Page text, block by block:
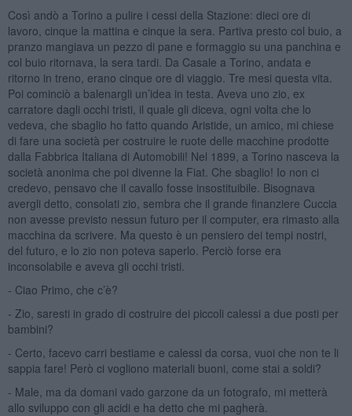
Così andò a Torino a pulire i cessi della Stazione: dieci ore di
lavoro, cinque la mattina e cinque la sera. Partiva presto col buio, a
pranzo mangiava un pezzo di pane e formaggio su una panchina e
col buio ritornava, la sera tardi. Da Casale a Torino, andata e
ritorno in treno, erano cinque ore di viaggio. Tre mesi questa vita.
Poi cominciò a balenargli un’idea in testa. Aveva uno zio, ex
carratore dagli occhi tristi, il quale gli diceva, ogni volta che lo
vedeva, che sbaglio ho fatto quando Aristide, un amico, mi chiese
di fare una società per costruire le ruote delle macchine prodotte
dalla Fabbrica Italiana di Automobili! Nel 1899, a Torino nasceva la
società anonima che poi divenne la Fiat. Che sbaglio! Io non ci
credevo, pensavo che il cavallo fosse insostituibile. Bisognava
avergli detto, consolati zio, sembra che il grande finanziere Cuccia
non avesse previsto nessun futuro per il computer, era rimasto alla
macchina da scrivere. Ma questo è un pensiero dei tempi nostri,
del futuro, e lo zio non poteva saperlo. Perciò forse era
inconsolabile e aveva gli occhi tristi.
- Ciao Primo, che c’è?
- Zio, saresti in grado di costruire dei piccoli calessi a due posti per
bambini?
- Certo, facevo carri bestiame e calessi da corsa, vuoi che non te li
sappia fare! Però ci vogliono materiali buoni, come stai a soldi?
- Male, ma da domani vado garzone da un fotografo, mi metterà
allo sviluppo con gli acidi e ha detto che mi pagherà.